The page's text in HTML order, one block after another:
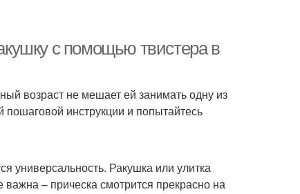
с помощью твистера в
возраст не мешает ей занимать одну из
инструкции и попытайтесь
универсальность. Ракушка или улитка
– прическа смотрится прекрасно на